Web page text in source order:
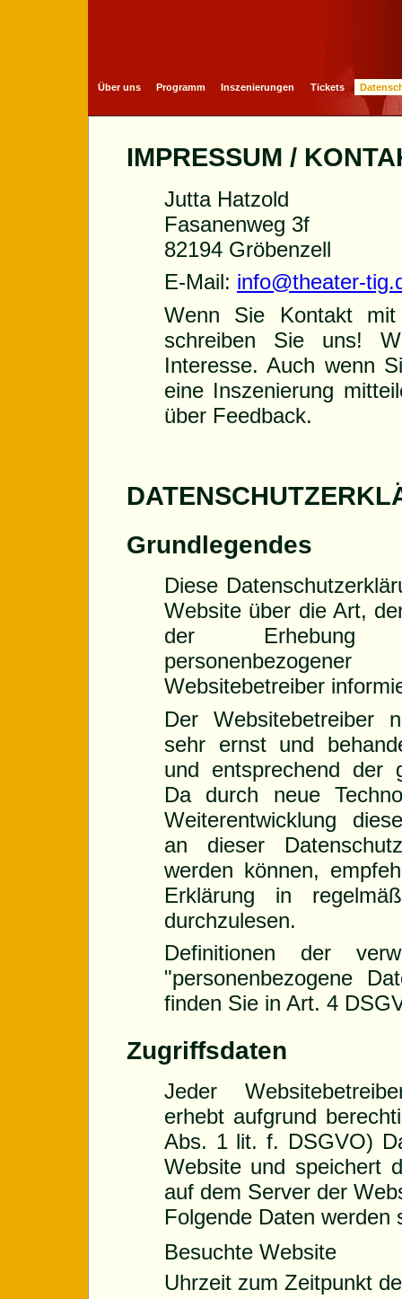
Über uns Programm Inszenierungen Tickets
IMPRESSUM /
Jutta Hatzold
Fasanenweg 3f
82194 Gröbenzell
E-Mail: info@theater-
Wenn Sie Kontakt
schreiben Sie uns!
Interesse. Auch wenn
eine Inszenierung
über Feedback.
Grundlegendes
Diese
Website über die Art,
der Erhebung
Websitebetreiber
Der Websitebetreiber
sehr ernst und
und entsprechend der
Da durch neue
Weiterentwicklung
an dieser
werden können,
Erklärung in
durchzulesen.
Definitionen der
"personenbezogene
finden Sie in Art. 4
Zugriffsdaten
Jeder
erhebt aufgrund
Abs. 1 lit. f. DSGVO)
Website und speichert
auf dem Server der
Folgende Daten werden
Besuchte Website
Uhrzeit zum Zeitpunkt